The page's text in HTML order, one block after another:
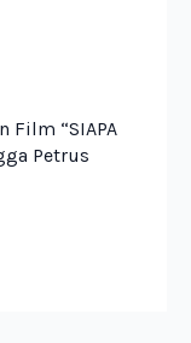
Film “SIAPA
Petrus